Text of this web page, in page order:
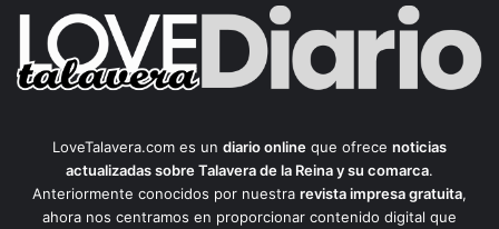
LoveTalavera.com es un diario online que ofrece noticias
actualizadas sobre Talavera de la Reina y su comarca.
Anteriormente conocidos por nuestra revista impresa gratuita,
ahora nos centramos en proporcionar contenido digital que